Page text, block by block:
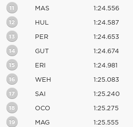
11 MAS 1:24.556
12 HUL 1:24.587
13 PER 1:24.653
14 GUT 1:24.674
15 ERI 1:24.981
16 WEH 1:25.083
17 SAI 1:25.240
18 OCO 1:25.275
19 MAG 1:25.555